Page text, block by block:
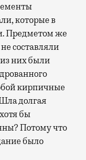
которые в
Предметом же
составляли
них были
кирпичные
долгая
бы
Потому что
было